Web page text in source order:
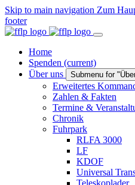
Skip to main navigation Zum
footer
Home
Spenden (current)
Über uns
Submenu for
Erweitertes
Zahlen & Fakten
Termine &
Chronik
Fuhrpark
RLFA 3000
LF
KDOF
Universal
Teleskoplader